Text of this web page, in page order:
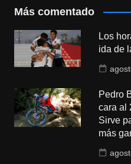
Más comentado
Los
ida de
Pedro
cara al
Sirve
más